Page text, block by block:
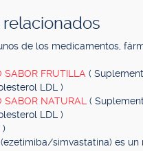
de los medicamentos,
SABOR FRUTILLA (
LDL )
NATURAL (
LDL )
)
(ezetimiba/simvastatina) es